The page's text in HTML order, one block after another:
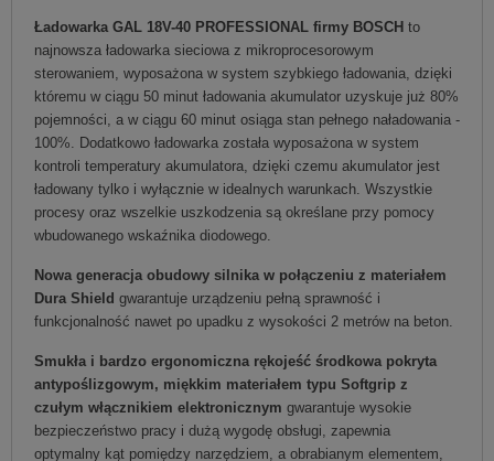
Ładowarka GAL 18V-40 PROFESSIONAL firmy BOSCH to
najnowsza ładowarka sieciowa z mikroprocesorowym
sterowaniem, wyposażona w system szybkiego ładowania, dzięki
któremu w ciągu 50 minut ładowania akumulator uzyskuje już 80%
pojemności, a w ciągu 60 minut osiąga stan pełnego naładowania -
100%. Dodatkowo ładowarka została wyposażona w system
kontroli temperatury akumulatora, dzięki czemu akumulator jest
ładowany tylko i wyłącznie w idealnych warunkach. Wszystkie
procesy oraz wszelkie uszkodzenia są określane przy pomocy
wbudowanego wskaźnika diodowego.
Nowa generacja obudowy silnika w połączeniu z materiałem
Dura Shield gwarantuje urządzeniu pełną sprawność i
funkcjonalność nawet po upadku z wysokości 2 metrów na beton.
Smukła i bardzo ergonomiczna rękojeść środkowa pokryta
antypoślizgowym, miękkim materiałem typu Softgrip z
czułym włącznikiem elektronicznym gwarantuje wysokie
bezpieczeństwo pracy i dużą wygodę obsługi, zapewnia
optymalny kąt pomiędzy narzędziem, a obrabianym elementem,